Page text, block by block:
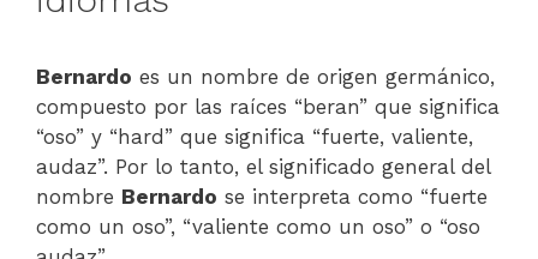
Bernardo es un nombre de origen germánico,
compuesto por las raíces “beran” que significa
“oso” y “hard” que significa “fuerte, valiente,
audaz”. Por lo tanto, el significado general del
nombre Bernardo se interpreta como “fuerte
como un oso”, “valiente como un oso” o “oso